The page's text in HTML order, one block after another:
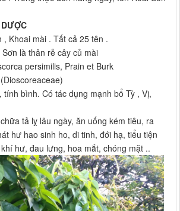
, Khoai mài . Tất cả 25 tên .
là thân rễ cây củ mài
persimilis, Prain et Burk
tính bình. Có tác dụng mạnh bổ Tỳ , Vị,
tả lỵ lâu ngày, ăn uống kém tiêu, ra
hư hao sinh ho, di tinh, đới hạ, tiểu tiện
hư, đau lưng, hoa mắt, chóng mặt ..